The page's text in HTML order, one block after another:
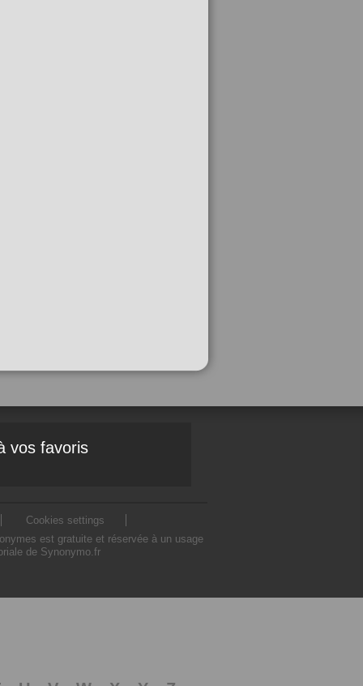
vos favoris
Cookies settings
est gratuite et réservée à un usage
de Synonymo.fr